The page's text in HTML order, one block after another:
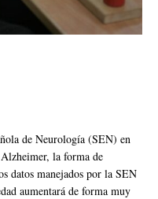
de Neurología (SEN) en
Alzheimer, la forma de
datos manejados por la SEN
aumentará de forma muy